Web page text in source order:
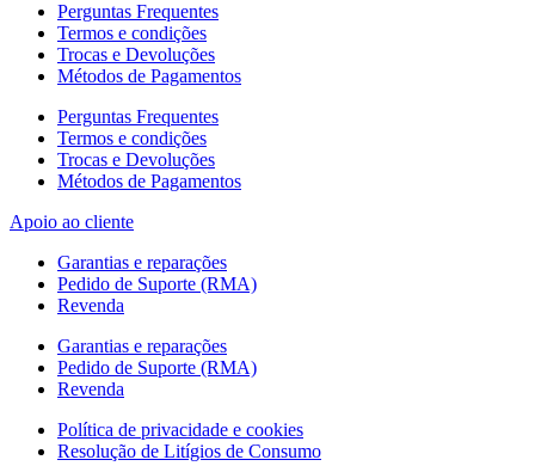
Perguntas Frequentes
Termos e condições
Trocas e Devoluções
Métodos de Pagamentos
Perguntas Frequentes
Termos e condições
Trocas e Devoluções
Métodos de Pagamentos
Apoio ao cliente
Garantias e reparações
Pedido de Suporte (RMA)
Revenda
Garantias e reparações
Pedido de Suporte (RMA)
Revenda
Política de privacidade e cookies
Resolução de Litígios de Consumo